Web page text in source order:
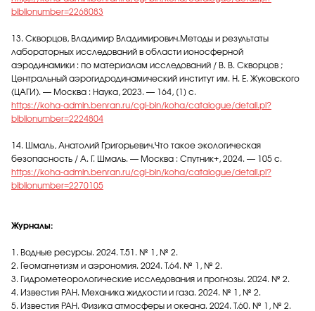
biblionumber=2268083
13. Скворцов, Владимир Владимирович.Методы и результаты
лабораторных исследований в области ионосферной
аэродинамики : по материалам исследований / В. В. Скворцов ;
Центральный аэрогидродинамический институт им. Н. Е. Жуковского
(ЦАГИ). — Москва : Наука, 2023. — 164, [1] с.
https://koha-admin.benran.ru/cgi-bin/koha/catalogue/detail.pl?
biblionumber=2224804
14. Шмаль, Анатолий Григорьевич.Что такое экологическая
безопасность / А. Г. Шмаль. — Москва : Спутник+, 2024. — 105 с.
https://koha-admin.benran.ru/cgi-bin/koha/catalogue/detail.pl?
biblionumber=2270105
Журналы:
1. Водные ресурсы. 2024. Т.51. № 1, № 2.
2. Геомагнетизм и аэрономия. 2024. Т.64. № 1, № 2.
3. Гидрометеорологические исследования и прогнозы. 2024. № 2.
4. Известия РАН. Механика жидкости и газа. 2024. № 1, № 2.
5. Известия РАН. Физика атмосферы и океана. 2024. Т.60. № 1, № 2.